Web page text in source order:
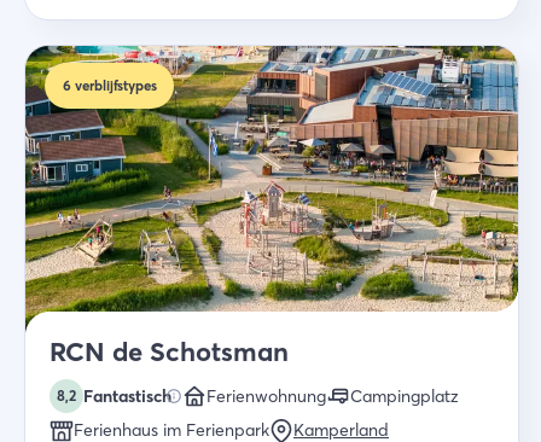
6 verblijfstypes
RCN de Schotsman
8,2 Fantastisch Ferienwohnung
Campingplatz
Ferienhaus im Ferienpark
Kamperland